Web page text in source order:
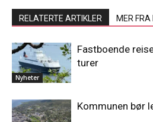
RELATERTE ARTIKLER MER FRA
Nyheter
Fastboende
turer
Kommunen bør